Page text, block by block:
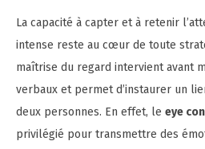
La capacité à capter et à retenir
intense reste au cœur de toute
maîtrise du regard intervient avant
verbaux et permet d’instaurer un
deux personnes. En effet, le eye
privilégié pour transmettre des